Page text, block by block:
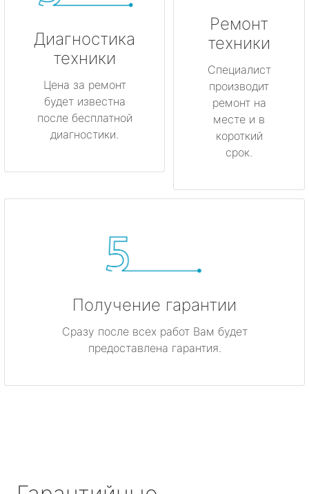
Диагностика
техники
Цена за ремонт
будет известна
после бесплатной
диагностики.
Ремонт
техники
Специалист
производит
ремонт на
месте и в
короткий
срок.
Получение гарантии
Сразу после всех работ Вам будет
предоставлена гарантия.